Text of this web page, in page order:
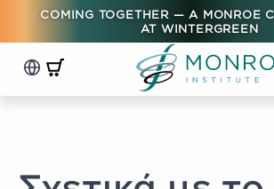
COMING TOGETHER — A MONROE
AT WINTERGREEN